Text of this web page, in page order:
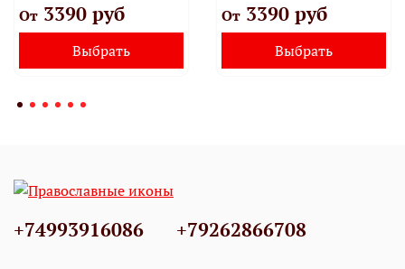
От3390 руб
Выбрать
От3390 руб
Выбрать
+74993916086 +79262866708